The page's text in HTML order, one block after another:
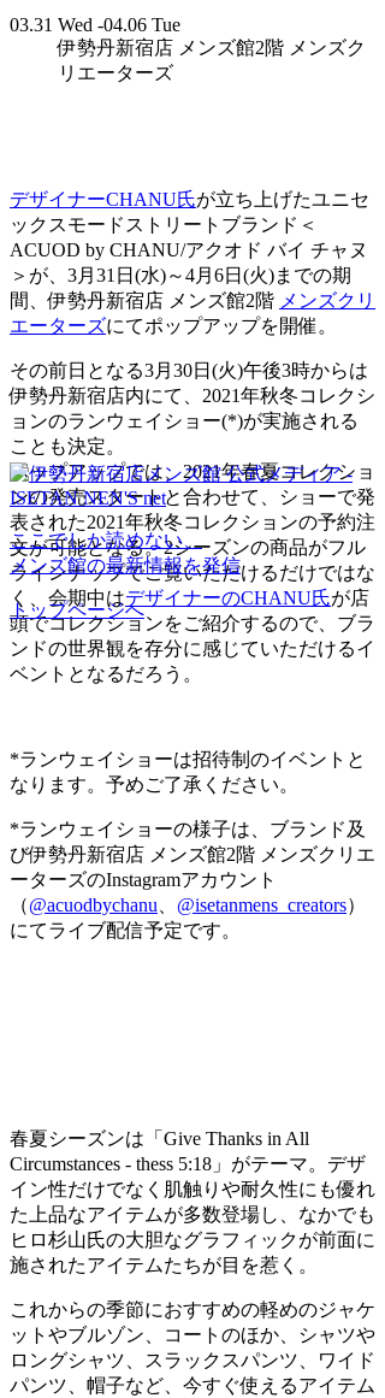
03.31 Wed -04.06 Tue
伊勢丹新宿店 メンズ館2階 メンズク
リエーターズ
デザイナーCHANU氏が立ち上げたユニセ
ックスモードストリートブランド＜
ACUOD by CHANU/アクオド バイ チャヌ
＞が、3月31日(水)～4月6日(火)までの期
間、伊勢丹新宿店 メンズ館2階 メンズクリ
エーターズにてポップアップを開催。
その前日となる3月30日(火)午後3時からは
伊勢丹新宿店内にて、2021年秋冬コレクシ
ョンのランウェイショー(*)が実施される
ことも決定。
ポップアップでは、2021年春夏コレクショ
ンの発売スタートと合わせて、ショーで発
表された2021年秋冬コレクションの予約注
文が可能となる。2シーズンの商品がフル
ラインナップでご覧いただけるだけではな
く、会期中はデザイナーのCHANU氏が店
頭でコレクションをご紹介するので、ブラ
ンドの世界観を存分に感じていただけるイ
ベントとなるだろう。
*ランウェイショーは招待制のイベントと
なります。予めご了承ください。
*ランウェイショーの様子は、ブランド及
び伊勢丹新宿店 メンズ館2階 メンズクリエ
ーターズのInstagramアカウント
（@acuodbychanu @isetanmens_creators）
にてライブ配信予定です。
春夏シーズンは「Give Thanks in All
Circumstances - thess 5:18」がテーマ。デザ
イン性だけでなく肌触りや耐久性にも優れ
た上品なアイテムが多数登場し、なかでも
ヒロ杉山氏の大胆なグラフィックが前面に
施されたアイテムたちが目を惹く。
これからの季節におすすめの軽めのジャケ
ットやブルゾン、コートのほか、シャツや
ロングシャツ、スラックスパンツ、ワイド
パンツ、帽子など、今すぐ使えるアイテム
ここでしか読めない、
メンズ館の最新情報を発信
トップページへ